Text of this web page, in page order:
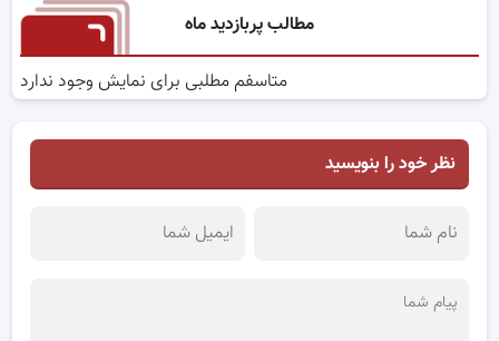
مطالب پربازدید ماه
متاسفم مطلبی برای نمایش وجود ندارد
نظر خود را بنویسید